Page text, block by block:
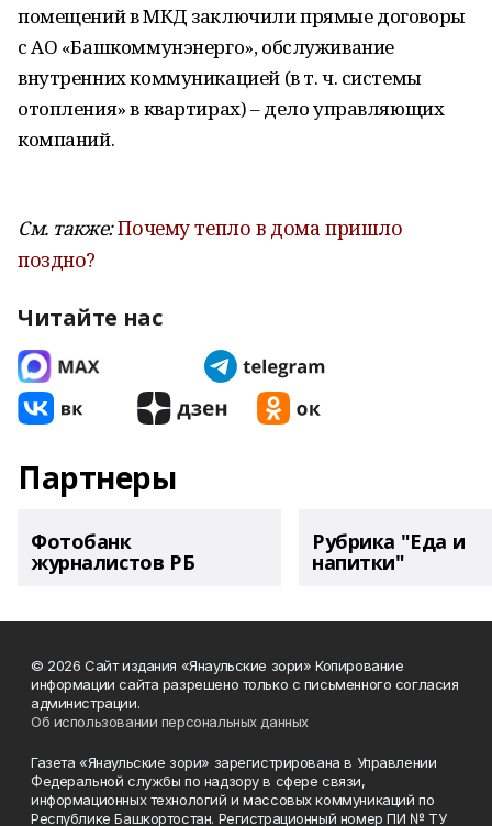
помещений в МКД заключили прямые договоры
с АО «Башкоммунэнерго», обслуживание
внутренних коммуникацией (в т. ч. системы
отопления» в квартирах) – дело управляющих
компаний.
См. также:Почему тепло в дома пришло
поздно?
Читайте нас
Партнеры
Фотобанк
журналистов РБ
Рубрика "Еда и
напитки"
© 2026 Сайт издания «Янаульские зори» Копирование
информации сайта разрешено только с письменного согласия
администрации.
Об использовании персональных данных
Газета «Янаульские зори» зарегистрирована в Управлении
Федеральной службы по надзору в сфере связи,
информационных технологий и массовых коммуникаций по
Республике Башкортостан. Регистрационный номер ПИ № ТУ